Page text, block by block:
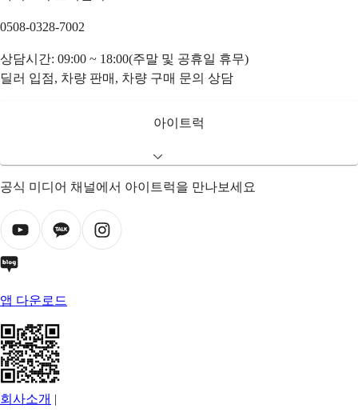
0508-0328-7002
상담시간: 09:00 ~ 18:00(주말 및 공휴일 휴무)
딜러 입점, 차량 판매, 차량 구매 문의 상담
아이트럭
공식 미디어 채널에서 아이트럭을 만나보세요
앱 다운로드
회사소개 |